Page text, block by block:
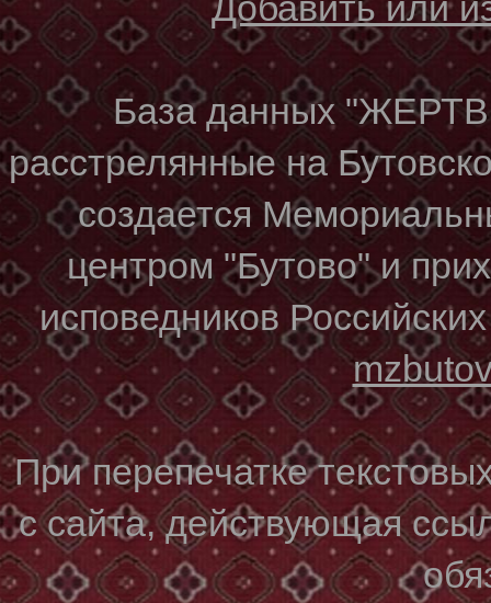
База данных
расстрелянные на
создается
центром "Бутово" и
исповедников
При перепечатке
с сайта, действующая